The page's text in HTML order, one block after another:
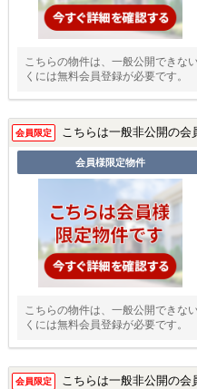
こちらの物件は、一般公開できな
くには無料会員登録が必要です。
会員限定 こちらは一般非公開の会
会員様限定物件
こちらの物件は、一般公開できな
くには無料会員登録が必要です。
会員限定 こちらは一般非公開の会